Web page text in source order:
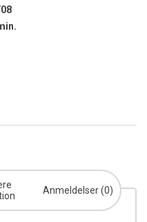
Anmeldelser (0)